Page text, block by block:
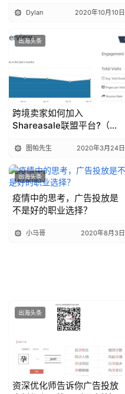
Dylan 2020年10月10日
出海头条
跨境卖家如何加入
Shareasale联盟平台?（手
图帕先生 2020年3月24日
出海头条
疫情中的思考，广告投放是
不是好的职业选择？
小马哥 2020年8月3日
出海头条
资深优化师告诉你广告投放